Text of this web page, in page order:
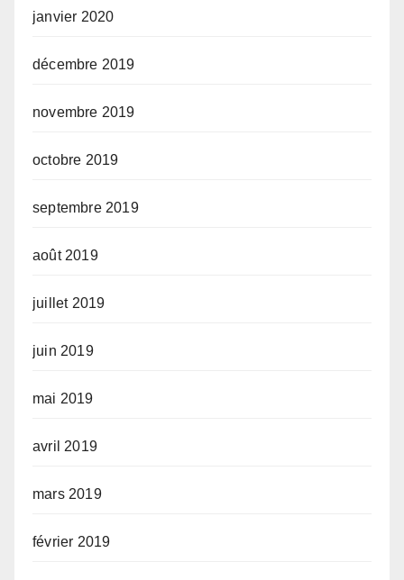
janvier 2020
décembre 2019
novembre 2019
octobre 2019
septembre 2019
août 2019
juillet 2019
juin 2019
mai 2019
avril 2019
mars 2019
février 2019